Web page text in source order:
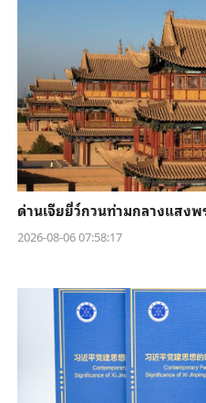
ด่านเจียยี่ว์กวนท่ามกลางแสง
2026-08-06 07:58:17